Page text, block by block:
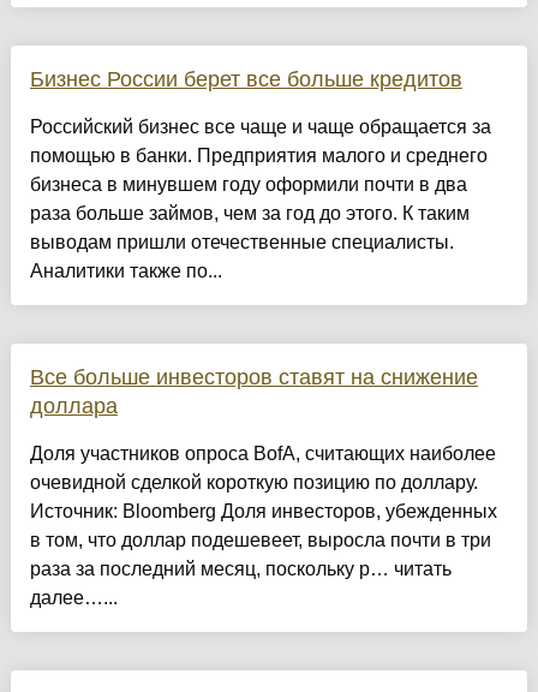
Бизнес России берет все больше кредитов
Российский бизнес все чаще и чаще обращается за
помощью в банки. Предприятия малого и среднего
бизнеса в минувшем году оформили почти в два
раза больше займов, чем за год до этого. К таким
выводам пришли отечественные специалисты.
Аналитики также по...
Все больше инвесторов ставят на снижение
доллара
Доля участников опроса BofA, считающих наиболее
очевидной сделкой короткую позицию по доллару.
Источник: Bloomberg Доля инвесторов, убежденных
в том, что доллар подешевеет, выросла почти в три
раза за последний месяц, поскольку р… читать
далее…...